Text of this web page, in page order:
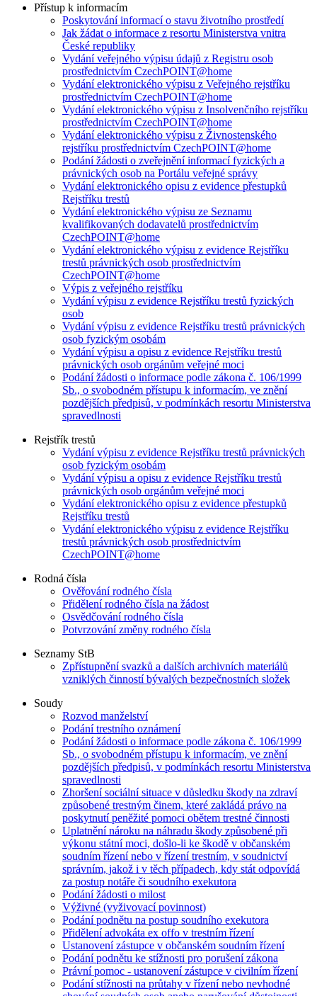
Přístup k informacím
Poskytování informací o stavu životního prostředí
Jak žádat o informace z resortu Ministerstva vnitra
České republiky
Vydání veřejného výpisu údajů z Registru osob
prostřednictvím CzechPOINT@home
Vydání elektronického výpisu z Veřejného rejstříku
prostřednictvím CzechPOINT@home
Vydání elektronického výpisu z Insolvenčního rejstříku
prostřednictvím CzechPOINT@home
Vydání elektronického výpisu z Živnostenského
rejstříku prostřednictvím CzechPOINT@home
Podání žádosti o zveřejnění informací fyzických a
právnických osob na Portálu veřejné správy
Vydání elektronického opisu z evidence přestupků
Rejstříku trestů
Vydání elektronického výpisu ze Seznamu
kvalifikovaných dodavatelů prostřednictvím
CzechPOINT@home
Vydání elektronického výpisu z evidence Rejstříku
trestů právnických osob prostřednictvím
CzechPOINT@home
Výpis z veřejného rejstříku
Vydání výpisu z evidence Rejstříku trestů fyzických
osob
Vydání výpisu z evidence Rejstříku trestů právnických
osob fyzickým osobám
Vydání výpisu a opisu z evidence Rejstříku trestů
právnických osob orgánům veřejné moci
Podání žádosti o informace podle zákona č. 106/1999
Sb., o svobodném přístupu k informacím, ve znění
pozdějších předpisů, v podmínkách resortu Ministerstva
spravedlnosti
Rejstřík trestů
Vydání výpisu z evidence Rejstříku trestů právnických
osob fyzickým osobám
Vydání výpisu a opisu z evidence Rejstříku trestů
právnických osob orgánům veřejné moci
Vydání elektronického opisu z evidence přestupků
Rejstříku trestů
Vydání elektronického výpisu z evidence Rejstříku
trestů právnických osob prostřednictvím
CzechPOINT@home
Rodná čísla
Ověřování rodného čísla
Přidělení rodného čísla na žádost
Osvědčování rodného čísla
Potvrzování změny rodného čísla
Seznamy StB
Zpřístupnění svazků a dalších archivních materiálů
vzniklých činností bývalých bezpečnostních složek
Soudy
Rozvod manželství
Podání trestního oznámení
Podání žádosti o informace podle zákona č. 106/1999
Sb., o svobodném přístupu k informacím, ve znění
pozdějších předpisů, v podmínkách resortu Ministerstva
spravedlnosti
Zhoršení sociální situace v důsledku škody na zdraví
způsobené trestným činem, které zakládá právo na
poskytnutí peněžité pomoci obětem trestné činnosti
Uplatnění nároku na náhradu škody způsobené při
výkonu státní moci, došlo-li ke škodě v občanském
soudním řízení nebo v řízení trestním, v soudnictví
správním, jakož i v těch případech, kdy stát odpovídá
za postup notáře či soudního exekutora
Podání žádosti o milost
Výživné (vyživovací povinnost)
Podání podnětu na postup soudního exekutora
Přidělení advokáta ex offo v trestním řízení
Ustanovení zástupce v občanském soudním řízení
Podání podnětu ke stížnosti pro porušení zákona
Právní pomoc - ustanovení zástupce v civilním řízení
Podání stížnosti na průtahy v řízení nebo nevhodné